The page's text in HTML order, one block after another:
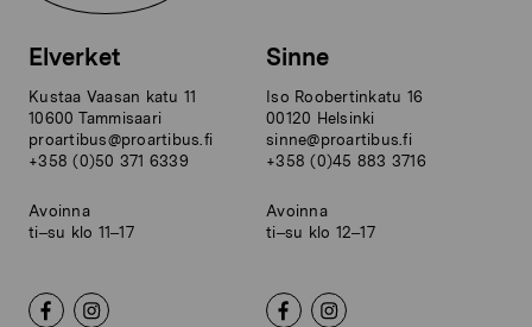
Elverket
Kustaa Vaasan katu 11
10600 Tammisaari
proartibus@proartibus.fi
+358 (0)50 371 6339
Avoinna
ti–su klo 11–17
Sinne
Iso Roobertinkatu 16
00120 Helsinki
sinne@proartibus.fi
+358 (0)45 883 3716
Avoinna
ti–su klo 12–17